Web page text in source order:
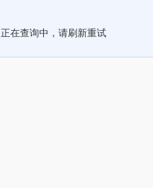
正在查询中，请刷新重试